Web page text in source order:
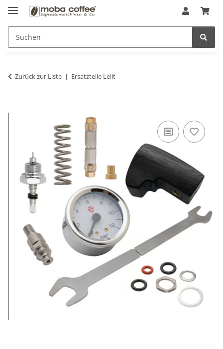
Zurück zur Liste Ersatzteile Lelit